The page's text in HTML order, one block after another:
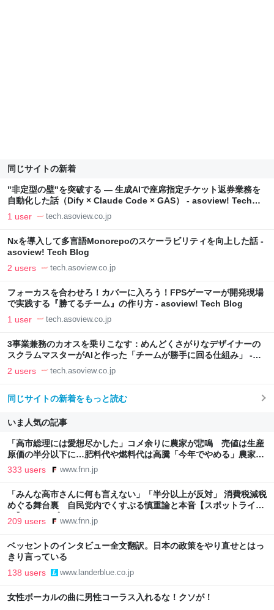
同じサイトの新着
"非定型の壁"を突破する ― 生成AIで座席指定チケット返券業務を
自動化した話（Dify × Claude Code × GAS） - asoview! Tech
Blog
1 user tech.asoview.co.jp
Nxを導入して多言語Monorepoのスケーラビリティを向上した話 -
asoview! Tech Blog
2 users tech.asoview.co.jp
フォーカスを合わせろ！カバーに入ろう！FPSゲーマーが開発現場
で実践する『勝てるチーム』の作り方 - asoview! Tech Blog
1 user tech.asoview.co.jp
3事業兼務のカオスを乗りこなす：めんどくさがりなデザイナーの
スクラムマスターがAIと作った「チームが勝手に回る仕組み」 -
asoview! Tech Blog
2 users tech.asoview.co.jp
同じサイトの新着をもっと読む
いま人気の記事
「高市総理には愛想尽かした」コメ余りに農家が悲鳴 売値は生産
原価の半分以下に…肥料代や燃料代は高騰「今年でやめる」農家も
｜FNNプライムオンライン
333 users www.fnn.jp
「みんな高市さんに何も言えない」「半分以上が反対」 消費税減税
めぐる舞台裏 自民党内でくすぶる慎重論と本音【スポットライ
ト】｜FNNプライムオンライン
209 users www.fnn.jp
ベッセントのインタビュー全文翻訳。日本の政策をやり直せとはっ
きり言っている
138 users www.landerblue.co.jp
女性ボーカルの曲に男性コーラス入れるな！クソが！